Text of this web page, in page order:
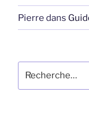
Pierre dans
pour